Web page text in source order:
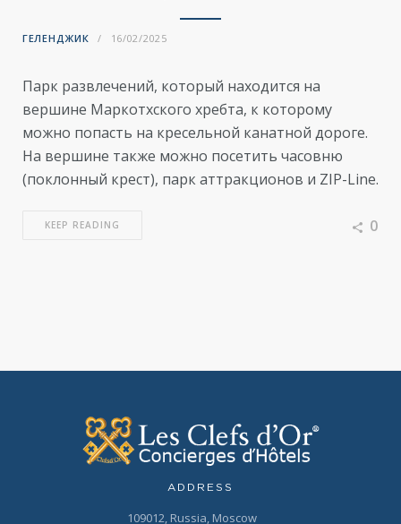
ГЕЛЕНДЖИК 16/02/2025
Парк развлечений, который находится на
вершине Маркотхского хребта, к которому
можно попасть на кресельной канатной дороге.
На вершине также можно посетить часовню
(поклонный крест), парк аттракционов и ZIP-Line.
KEEP READING 0
ADDRESS
109012, Russia, Moscow